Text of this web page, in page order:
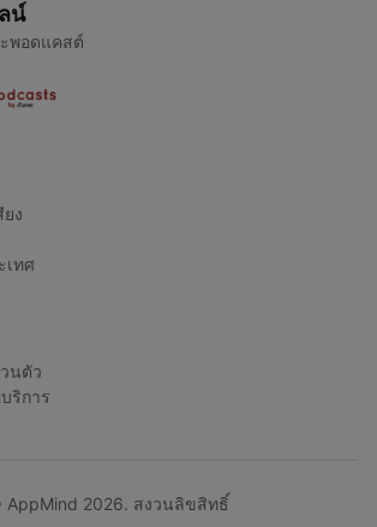
น์
พอดแคสต์
ง
เทศ
นตัว
ริการ
AppMind 2026. สงวนลิขสิทธิ์